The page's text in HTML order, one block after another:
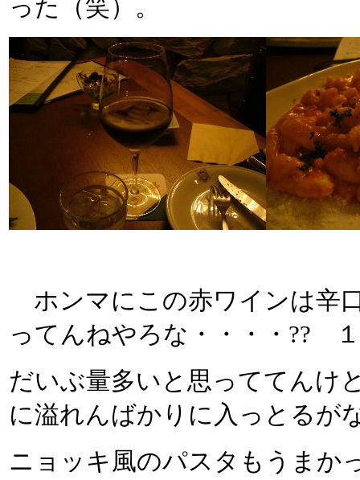
った（笑）。
ホンマにこの赤ワインは辛
ってんねやろな・・・・??
だいぶ量多いと思っててんけ
に溢れんばかりに入っとるが
ニョッキ風のパスタもうまか